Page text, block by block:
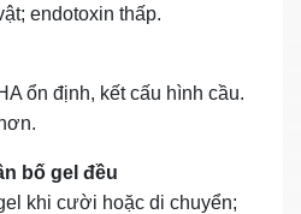
endotoxin thấp.
ổn định, kết cấu hình cầu.
bố gel đều
khi cười hoặc di chuyển;